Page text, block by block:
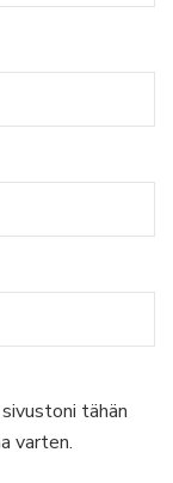
tähän
varten.